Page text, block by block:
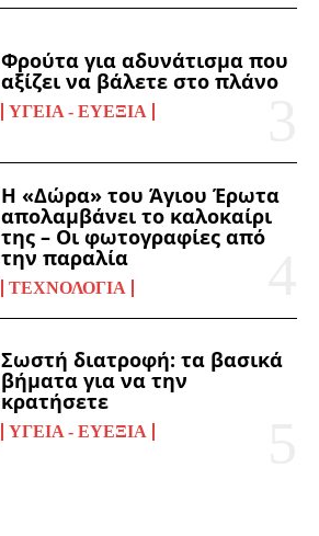
Φρούτα για αδυνάτισμα που
αξίζει να βάλετε στο πλάνο
ΥΓΕΊΑ - ΕΥΕΞΊΑ
Η «Δώρα» του Άγιου Έρωτα
απολαμβάνει το καλοκαίρι
της – Οι φωτογραφίες από
την παραλία
ΤΕΧΝΟΛΟΓΊΑ
Σωστή διατροφή: τα βασικά
βήματα για να την
κρατήσετε
ΥΓΕΊΑ - ΕΥΕΞΊΑ